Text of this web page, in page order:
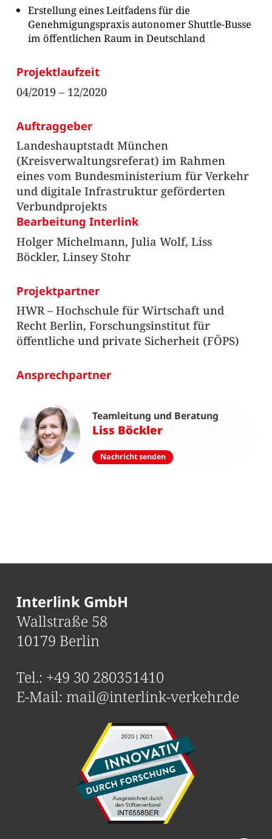
Erstellung eines Leitfadens für die
Genehmigungspraxis autonomer Shuttle-Busse
im öffentlichen Raum in Deutschland
Projektlaufzeit
04/2019 – 12/2020
Auftraggeber
Landeshauptstadt München
(Kreisverwaltungsreferat) im Rahmen
eines vom Bundesministerium für Verkehr
und digitale Infrastruktur geförderten
Verbundprojekts
Bearbeitung Interlink
Holger Michelmann, Julia Wolf, Liss
Böckler, Linsey Stohr
Projektpartner
HWR – Hochschule für Wirtschaft und
Recht Berlin, Forschungsinstitut für
öffentliche und private Sicherheit (FÖPS)
Ansprechpartner
Teamleitung und Beratung
Liss Böckler
Nachricht senden
Interlink GmbH
Wallstraße 58
10179 Berlin
Tel.: +49 30 280351410
E-Mail: mail@interlink-verkehr.de